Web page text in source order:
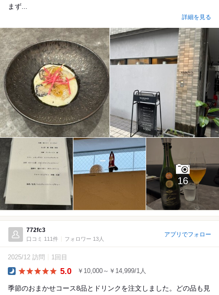
まず...
詳細を見る
16
772fc3
口コミ 111件 フォロワー 13人
アプリでフォロー
2025/12 訪問 1回目
5.0 ￥10,000～￥14,999/1人
季節のおまかせコース8品とドリンクを注文しました。どの品も見